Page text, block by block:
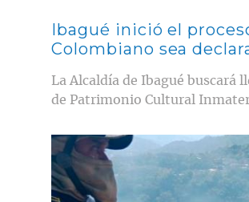
Ibagué inició el
Colombiano sea
La Alcaldía de Ibagué buscará
de Patrimonio Cultural
Contenido multimedia principal